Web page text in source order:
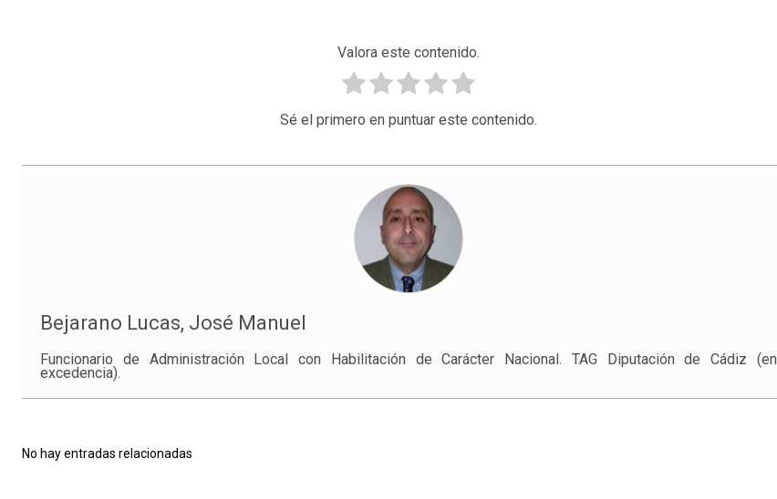
Valora este contenido.
Sé el primero en puntuar este contenido.
Bejarano Lucas, José Manuel
Funcionario de Administración Local con Habilitación de Carácter Nacional. TAG Diputación de Cádiz (en
excedencia).
No hay entradas relacionadas